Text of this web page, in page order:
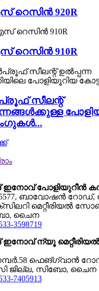
റെസിൻ 920R
റെസിൻ 910R
സീലന്റ്
പോളിയുറീൻ
5577, ബാവോഷൻ റോഡ്,
മെറ്റീരിയൽ
ചൈന
3598719
ന്യൂ മെറ്റീരിയൽ
ഫെങ്‌ഗ്വാൻ
ജില്ല, സിബോ, ചൈന
7405913